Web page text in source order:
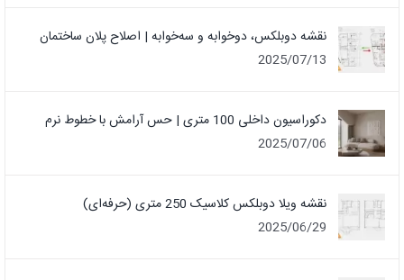
نقشه دوبلکس، دوخوابه و سه‌خوابه | اصلاح پلان ساختمان
2025/07/13
دکوراسیون داخلی 100 متری | حس آرامش با خطوط نرم
2025/07/06
نقشه ویلا دوبلکس کلاسیک 250 متری (حرفه‌ای)
2025/06/29